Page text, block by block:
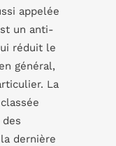
appelée
un anti-
réduit le
général,
La
dernière